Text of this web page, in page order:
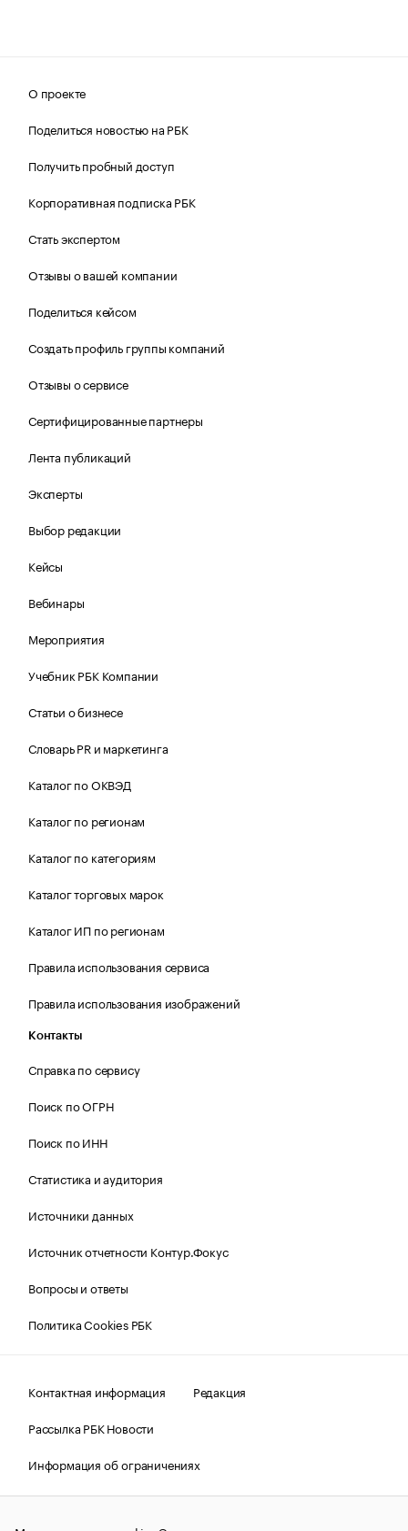
О проекте
Поделиться новостью на РБК
Получить пробный доступ
Корпоративная подписка РБК
Стать экспертом
Отзывы о вашей компании
Поделиться кейсом
Создать профиль группы компаний
Отзывы о сервисе
Сертифицированные партнеры
Лента публикаций
Эксперты
Выбор редакции
Кейсы
Вебинары
Мероприятия
Учебник РБК Компании
Статьи о бизнесе
Словарь PR и маркетинга
Каталог по ОКВЭД
Каталог по регионам
Каталог по категориям
Каталог торговых марок
Каталог ИП по регионам
Правила использования сервиса
Правила использования изображений
Контакты
Справка по сервису
Поиск по ОГРН
Поиск по ИНН
Статистика и аудитория
Источники данных
Источник отчетности Контур.Фокус
Вопросы и ответы
Политика Cookies РБК
Контактная информация
Редакция
Рассылка РБК Новости
Информация об ограничениях
Правовая информация
О соблюдении авторских прав